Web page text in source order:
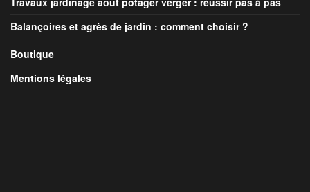
Balançoires et agrès de jardin : comment choisir ?
Boutique
Mentions légales